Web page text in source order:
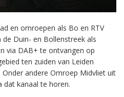
en omroepen als Bo en RTV
Duin- en Bollenstreek als
via DAB+ te ontvangen op
ten zuiden van Leiden
Onder andere Omroep Midvliet uit
dat kanaal te horen.